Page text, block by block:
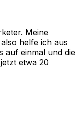
Meine
helfe ich aus
auf einmal und die
etwa 20